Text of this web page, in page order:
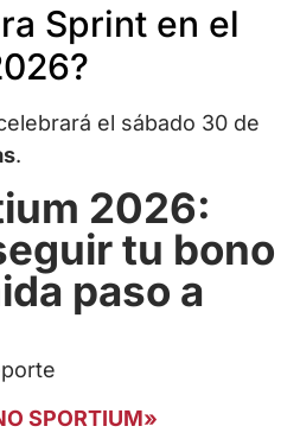
Sprint en el
el sábado 30 de
.
2026:
tu bono
paso a
SPORTIUM»